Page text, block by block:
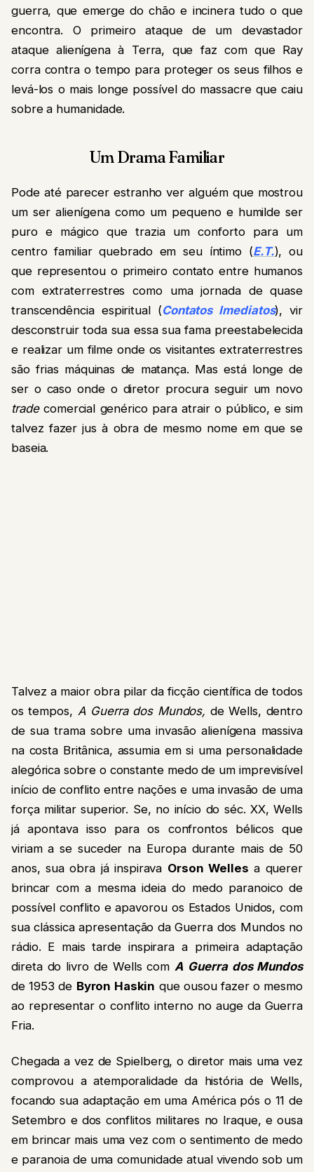
guerra, que emerge do chão e incinera tudo o que
encontra. O primeiro ataque de um devastador
ataque alienígena à Terra, que faz com que Ray
corra contra o tempo para proteger os seus filhos e
levá-los o mais longe possível do massacre que caiu
sobre a humanidade.
Um Drama Familiar
Pode até parecer estranho ver alguém que mostrou
um ser alienígena como um pequeno e humilde ser
puro e mágico que trazia um conforto para um
centro familiar quebrado em seu íntimo (E.T.), ou
que representou o primeiro contato entre humanos
com extraterrestres como uma jornada de quase
transcendência espiritual (Contatos Imediatos), vir
desconstruir toda sua essa sua fama preestabelecida
e realizar um filme onde os visitantes extraterrestres
são frias máquinas de matança. Mas está longe de
ser o caso onde o diretor procura seguir um novo
tradecomercial genérico para atrair o público, e sim
talvez fazer jus à obra de mesmo nome em que se
baseia.
Talvez a maior obra pilar da ficção científica de todos
os tempos, A Guerra dos Mundos, de Wells, dentro
de sua trama sobre uma invasão alienígena massiva
na costa Britânica, assumia em si uma personalidade
alegórica sobre o constante medo de um imprevisível
início de conflito entre nações e uma invasão de uma
força militar superior. Se, no início do séc. XX, Wells
já apontava isso para os confrontos bélicos que
viriam a se suceder na Europa durante mais de 50
anos, sua obra já inspirava Orson Welles a querer
brincar com a mesma ideia do medo paranoico de
possível conflito e apavorou os Estados Unidos, com
sua clássica apresentação da Guerra dos Mundos no
rádio. E mais tarde inspirara a primeira adaptação
direta do livro de Wells comA Guerra dos Mundos
de 1953 de Byron Haskin que ousou fazer o mesmo
ao representar o conflito interno no auge da Guerra
Fria.
Chegada a vez de Spielberg, o diretor mais uma vez
comprovou a atemporalidade da história de Wells,
focando sua adaptação em uma América pós o 11 de
Setembro e dos conflitos militares no Iraque, e ousa
em brincar mais uma vez com o sentimento de medo
e paranoia de uma comunidade atual vivendo sob um